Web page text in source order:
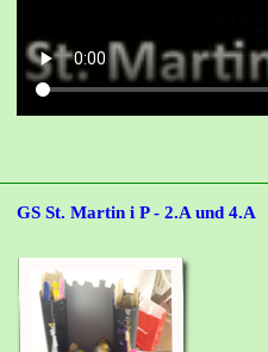
GS St. Martin i P - 2.A und 4.A